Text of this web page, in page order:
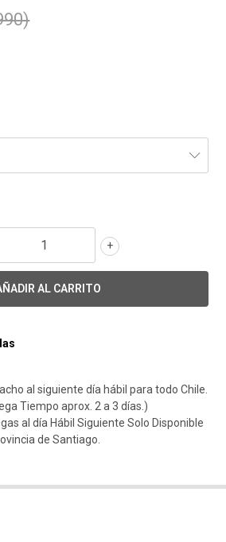
+
al siguiente día hábil para todo Chile.
Tiempo aprox. 2 a 3 días.)
al día Hábil Siguiente Solo Disponible
de Santiago.